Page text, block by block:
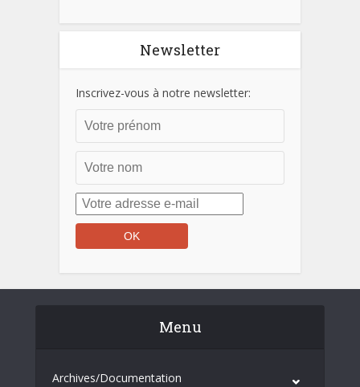
Newsletter
Inscrivez-vous à notre newsletter:
Menu
Archives/Documentation